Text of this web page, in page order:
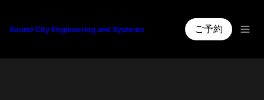
Sound City Engineering and Systems ご予約